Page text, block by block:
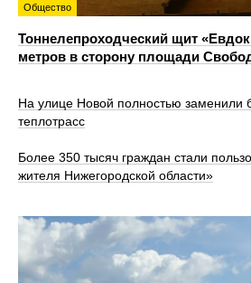
Общество
Тоннелепроходческий щит
метров в сторону площади
На улице Новой полностью заменили
теплотрасс
Более 350 тысяч граждан стали
жителя Нижегородской области»